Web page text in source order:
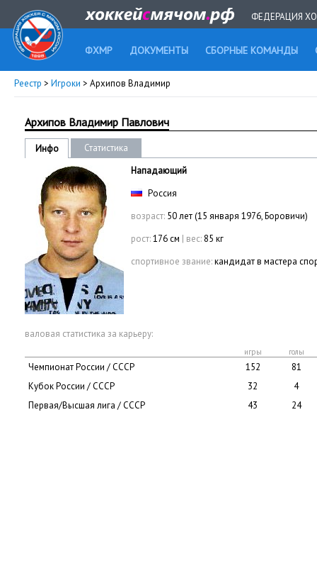
ФЕДЕРАЦИЯ
ФХМР ДОКУМЕНТЫ СБОРНЫЕ КОМАНДЫ
Реестр > Игроки > Архипов Владимир
Архипов Владимир Павлович
Инфо
Статистика
Нападающий
Россия
возраст: 50 лет (15 января 1976, Боровичи)
рост:176 см | вес: 85 кг
спортивное звание:кандидат в мастера
валовая статистика за карьеру:
игры голы
Чемпионат России / СССР 152
81
Кубок России / СССР
32
4
Первая/Высшая лига / СССР
43 24